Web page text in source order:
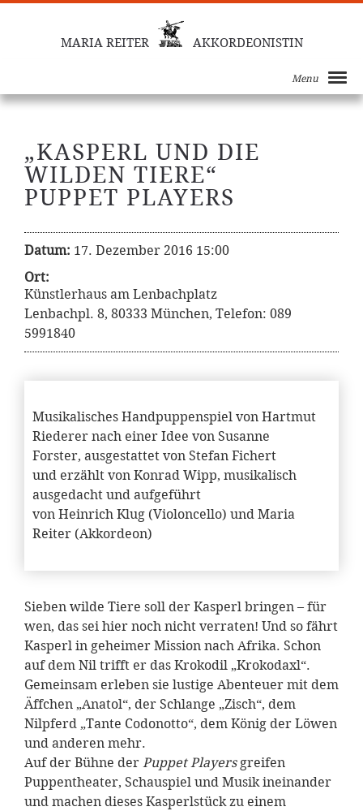
MARIA REITER AKKORDEONISTIN
Menu
„KASPERL UND DIE
WILDEN TIERE“
PUPPET PLAYERS
Datum: 17. Dezember 2016 15:00
Ort:
Künstlerhaus am Lenbachplatz
Lenbachpl. 8, 80333 München, Telefon: 089
5991840
Musikalisches Handpuppenspiel von Hartmut
Riederer nach einer Idee von Susanne
Forster, ausgestattet von Stefan Fichert
und erzählt von Konrad Wipp, musikalisch
ausgedacht und aufgeführt
von Heinrich Klug (Violoncello) und Maria
Reiter (Akkordeon)
Sieben wilde Tiere soll der Kasperl bringen – für
wen, das sei hier noch nicht verraten! Und so fährt
Kasperl in geheimer Mission nach Afrika. Schon
auf dem Nil trifft er das Krokodil „Krokodaxl“.
Gemeinsam erleben sie lustige Abenteuer mit dem
Äffchen „Anatol“, der Schlange „Zisch“, dem
Nilpferd „Tante Codonotto“, dem König der Löwen
und anderen mehr.
Auf der Bühne der Puppet Playersgreifen
Puppentheater, Schauspiel und Musik ineinander
und machen dieses Kasperlstück zu einem